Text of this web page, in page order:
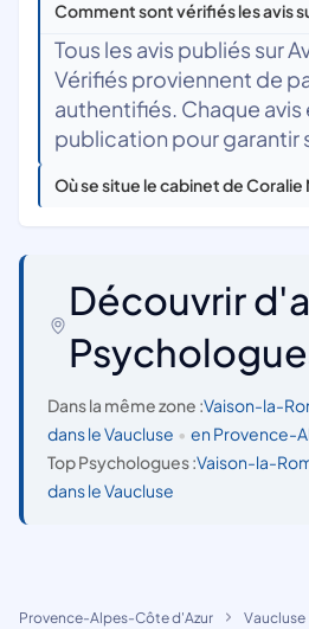
Comment sont vérifiés les avis
Tous les avis publiés sur
Vérifiés proviennent de
authentifiés. Chaque avis
publication pour garantir
Où se situe le cabinet de Coralie
Découvrir
Dans la même zone :Vaison-la-
dans le Vaucluse • en Provence-
Top Psychologues :Vaison-la-
dans le Vaucluse
Provence-Alpes-Côte d'Azur
Vaucluse